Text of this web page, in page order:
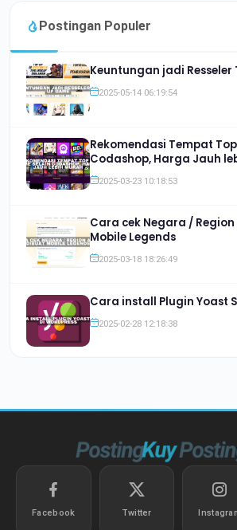
Postingan Populer
Keuntungan jadi Resseler
2025-05-14 06:19:54
Rekomendasi Tempat
Codashop, Harga Jauh
2025-03-23 10:18:53
Cara cek Negara /
Mobile Legends
2025-03-18 18:26:49
Cara install Plugin Yoast
2025-02-28 12:18:38
Facebook Twitter